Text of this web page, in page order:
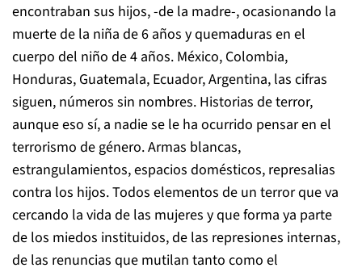
encontraban sus hijos, -de la madre-, ocasionando la
muerte de la niña de 6 años y quemaduras en el
cuerpo del niño de 4 años. México, Colombia,
Honduras, Guatemala, Ecuador, Argentina, las cifras
siguen, números sin nombres. Historias de terror,
aunque eso sí, a nadie se le ha ocurrido pensar en el
terrorismo de género. Armas blancas,
estrangulamientos, espacios domésticos, represalias
contra los hijos. Todos elementos de un terror que va
cercando la vida de las mujeres y que forma ya parte
de los miedos instituidos, de las represiones internas,
de las renuncias que mutilan tanto como el